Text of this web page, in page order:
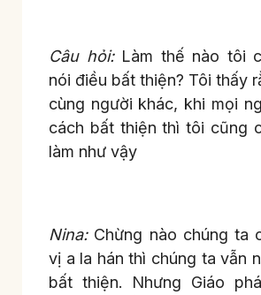
Câu hỏi:Làm thế nào tôi
nói điều bất thiện? Tôi thấy
cùng người khác, khi mọi
cách bất thiện thì tôi cũng
làm như vậy
Nina:Chừng nào chúng ta
vị a la hán thì chúng ta vẫn
bất thiện. Nhưng Giáo